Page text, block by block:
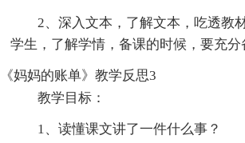
2、深入文本，了解文本，吃透教
学生，了解学情，备课的时候，要充分
《妈妈的账单》教学反思3
教学目标：
1、读懂课文讲了一件什么事？